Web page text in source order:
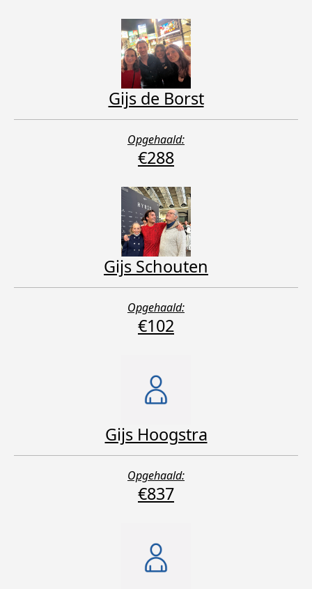
Gijs de Borst
Opgehaald:
€288
Gijs Schouten
Opgehaald:
€102
Gijs Hoogstra
Opgehaald:
€837